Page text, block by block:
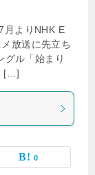
月よりNHK E
放送に先立ち
グル「始まり
[…]
0